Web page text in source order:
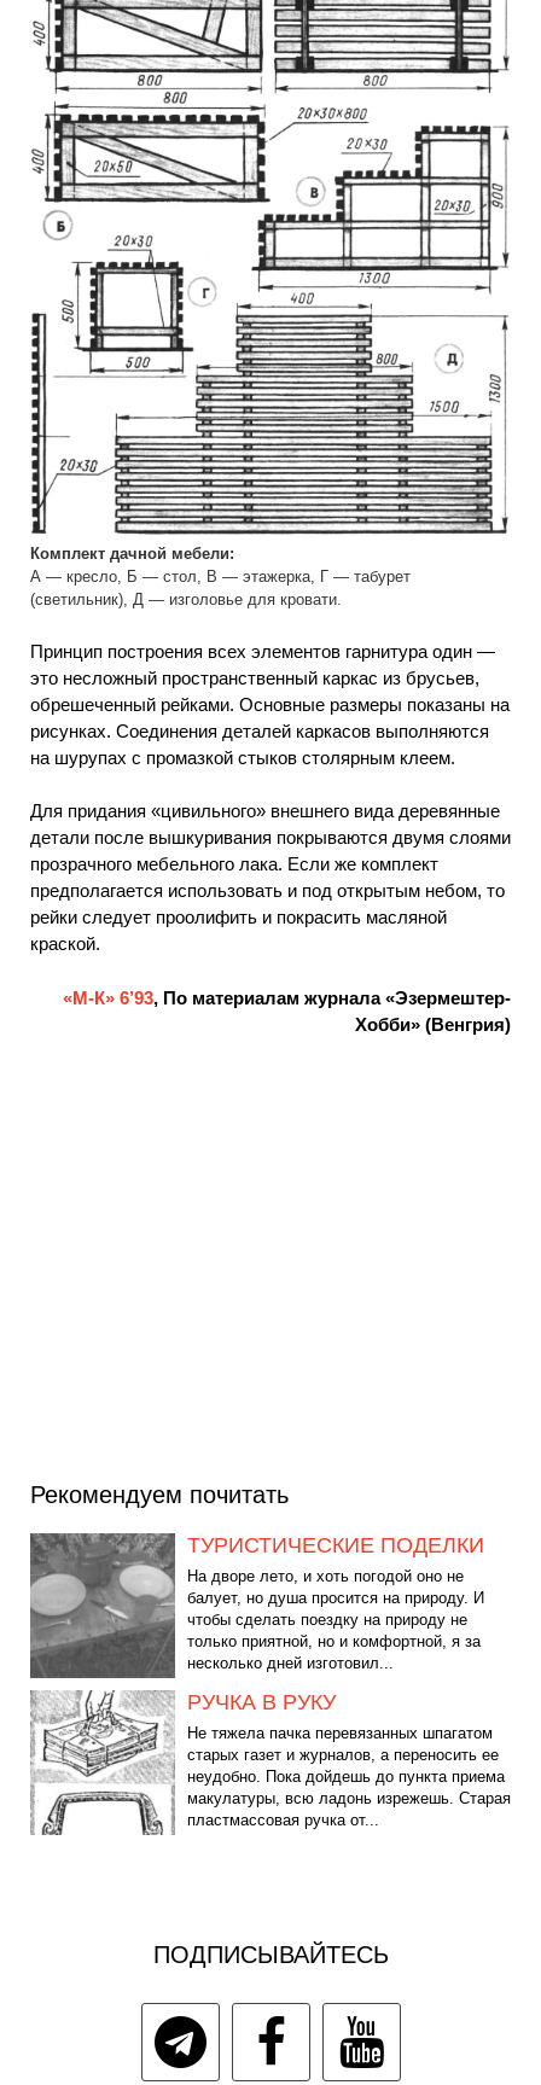
Комплект дачной мебели:
А — кресло, Б — стол, В — этажерка, Г — табурет
(светильник), Д — изголовье для кровати.
Принцип построения всех элементов гарнитура один —
это несложный пространственный каркас из брусьев,
обрешеченный рейками. Основные размеры показаны на
рисунках. Соединения деталей каркасов выполняются
на шурупах с промазкой стыков столярным клеем.
Для придания «цивильного» внешнего вида деревянные
детали после вышкуривания покрываются двумя слоями
прозрачного мебельного лака. Если же комплект
предполагается использовать и под открытым небом, то
рейки следует проолифить и покрасить масляной
краской.
«М-К» 6’93, По материалам журнала «Эзермештер-
Хобби» (Венгрия)
Рекомендуем почитать
ТУРИСТИЧЕСКИЕ ПОДЕЛКИ
На дворе лето, и хоть погодой оно не
балует, но душа просится на природу. И
чтобы сделать поездку на природу не
только приятной, но и комфортной, я за
несколько дней изготовил...
РУЧКА В РУКУ
Не тяжела пачка перевязанных шпагатом
старых газет и журналов, а переносить ее
неудобно. Пока дойдешь до пункта приема
макулатуры, всю ладонь изрежешь. Старая
пластмассовая ручка от...
ПОДПИСЫВАЙТЕСЬ